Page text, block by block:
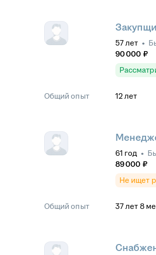
57лет •
90 000 ₽
Общий опыт 12 лет
61 год •
89 000 ₽
Не ищет
Общий опыт 37лет 8